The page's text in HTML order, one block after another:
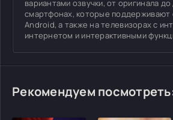
вариантами озвучки, от оригинала
смартфонах, которые поддерживают
Android, а также на телевизорах с
интернетом и интерактивными
Рекомендуем